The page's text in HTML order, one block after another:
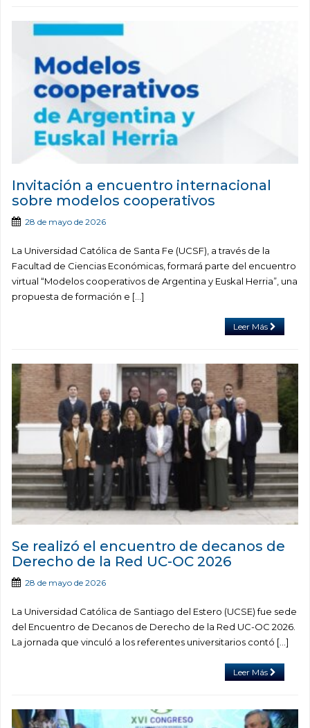
Invitación a encuentro internacional
sobre modelos cooperativos
28 de mayo de 2026
La Universidad Católica de Santa Fe (UCSF), a través de la
Facultad de Ciencias Económicas, formará parte del encuentro
virtual “Modelos cooperativos de Argentina y Euskal Herria”, una
propuesta de formación e […]
Leer Más
Se realizó el encuentro de decanos de
Derecho de la Red UC-OC 2026
28 de mayo de 2026
La Universidad Católica de Santiago del Estero (UCSE) fue sede
del Encuentro de Decanos de Derecho de la Red UC-OC 2026.
La jornada que vinculó a los referentes universitarios contó […]
Leer Más